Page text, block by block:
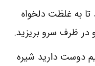
به غلظت دلخواه
در ظرف سرو بریزید.
دوست دارید شیره